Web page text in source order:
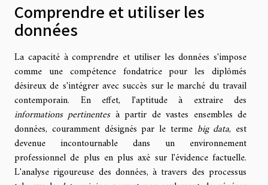
Comprendre et utiliser les
données
La capacité à comprendre et utiliser les données s'impose
comme une compétence fondatrice pour les diplômés
désireux de s'intégrer avec succès sur le marché du travail
contemporain. En effet, l'aptitude à extraire des
informations pertinentesà partir de vastes ensembles de
données, couramment désignés par le terme big data, est
devenue incontournable dans un environnement
professionnel de plus en plus axé sur l'évidence factuelle.
L'analyse rigoureuse des données, à travers des processus